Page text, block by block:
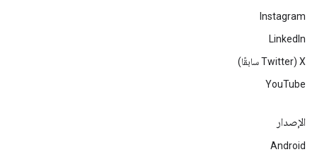
Instagram
LinkedIn
‫X ‏(Twitter سابقًا)
YouTube
الإصدار
Android